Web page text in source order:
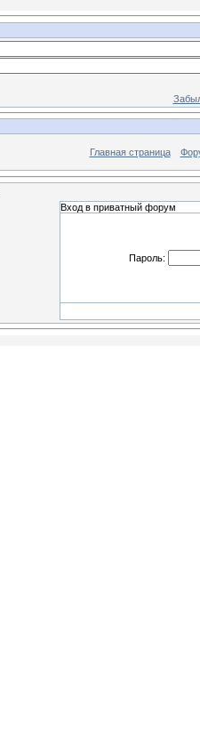
Главная страница
Вход в приватный форум
Пароль: